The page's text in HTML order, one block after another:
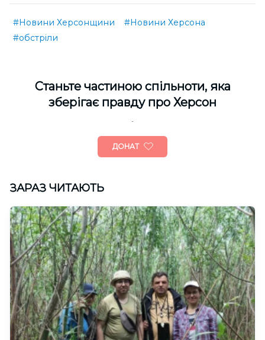
#Новини Херсонщини
#Новини Херсона
#обстріли
Cтаньте частиною спільноти, яка
зберігає правду про Херсон
ДОНАТ
ЗАРАЗ ЧИТАЮТЬ